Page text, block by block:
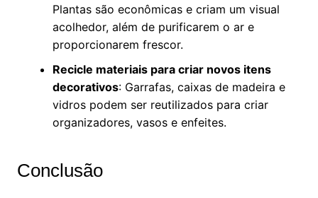
Plantas são econômicas e criam um visual
acolhedor, além de purificarem o ar e
proporcionarem frescor.
Recicle materiais para criar novos itens
decorativos: Garrafas, caixas de madeira e
vidros podem ser reutilizados para criar
organizadores, vasos e enfeites.
Conclusão